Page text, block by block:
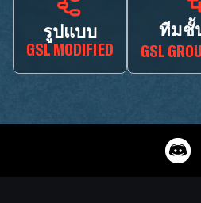
รูปแบบ
GSL MODIFIED
ทีมชั้
GSL